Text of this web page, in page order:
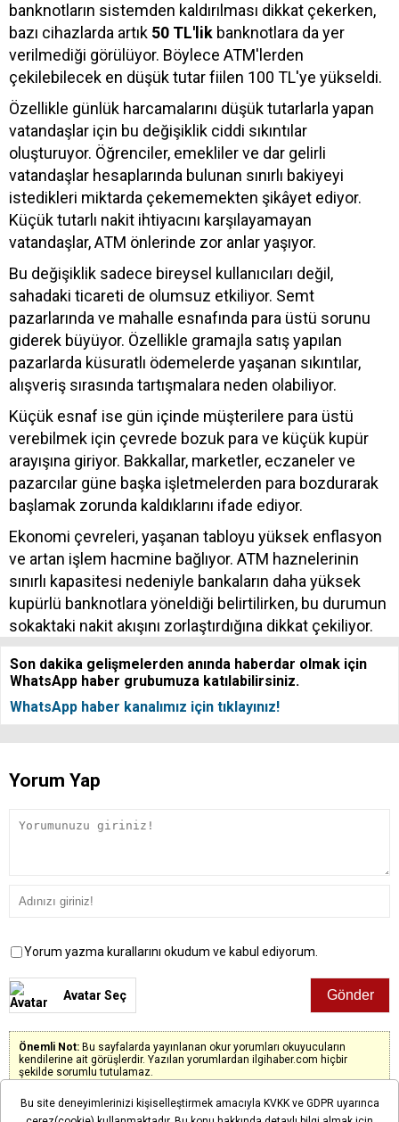
banknotların sistemden kaldırılması dikkat çekerken,
bazı cihazlarda artık 50 TL'lik banknotlara da yer
verilmediği görülüyor. Böylece ATM'lerden
çekilebilecek en düşük tutar fiilen 100 TL'ye yükseldi.
Özellikle günlük harcamalarını düşük tutarlarla yapan
vatandaşlar için bu değişiklik ciddi sıkıntılar
oluşturuyor. Öğrenciler, emekliler ve dar gelirli
vatandaşlar hesaplarında bulunan sınırlı bakiyeyi
istedikleri miktarda çekememekten şikâyet ediyor.
Küçük tutarlı nakit ihtiyacını karşılayamayan
vatandaşlar, ATM önlerinde zor anlar yaşıyor.
Bu değişiklik sadece bireysel kullanıcıları değil,
sahadaki ticareti de olumsuz etkiliyor. Semt
pazarlarında ve mahalle esnafında para üstü sorunu
giderek büyüyor. Özellikle gramajla satış yapılan
pazarlarda küsuratlı ödemelerde yaşanan sıkıntılar,
alışveriş sırasında tartışmalara neden olabiliyor.
Küçük esnaf ise gün içinde müşterilere para üstü
verebilmek için çevrede bozuk para ve küçük kupür
arayışına giriyor. Bakkallar, marketler, eczaneler ve
pazarcılar güne başka işletmelerden para bozdurarak
başlamak zorunda kaldıklarını ifade ediyor.
Ekonomi çevreleri, yaşanan tabloyu yüksek enflasyon
ve artan işlem hacmine bağlıyor. ATM haznelerinin
sınırlı kapasitesi nedeniyle bankaların daha yüksek
kupürlü banknotlara yöneldiği belirtilirken, bu durumun
sokaktaki nakit akışını zorlaştırdığına dikkat çekiliyor.
Son dakika gelişmelerden anında haberdar olmak için
WhatsApp haber grubumuza katılabilirsiniz.
WhatsApp haber kanalımız için tıklayınız!
Yorum Yap
Yorum yazma kurallarını okudum ve kabul ediyorum.
Avatar Seç
Önemli Not: Bu sayfalarda yayınlanan okur yorumları okuyucuların
kendilerine ait görüşlerdir. Yazılan yorumlardan ilgihaber.com hiçbir
şekilde sorumlu tutulamaz.
Bu site deneyimlerinizi kişiselleştirmek amacıyla KVKK ve GDPR uyarınca